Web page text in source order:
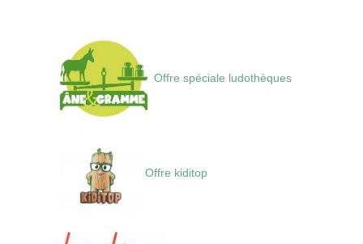
Offre spéciale ludothèques
Offre kiditop